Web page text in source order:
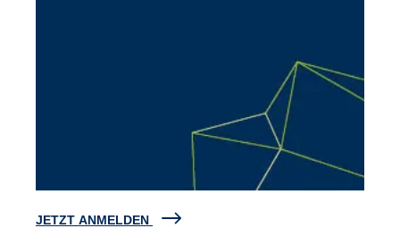
JETZT ANMELDEN